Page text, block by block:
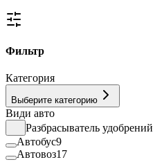
Фильтр
Категория
Выберите категорию
Види авто
Разбрасыватель удобрений
Автобус9
Автовоз17